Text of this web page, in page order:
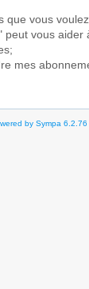
que vous
peut vous aider
mes
by Sympa 6.2.76